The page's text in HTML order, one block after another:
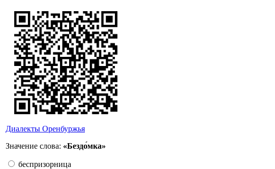
Диалекты Оренбуржья
Значение слова: «Бездо́мка»
беспризорница